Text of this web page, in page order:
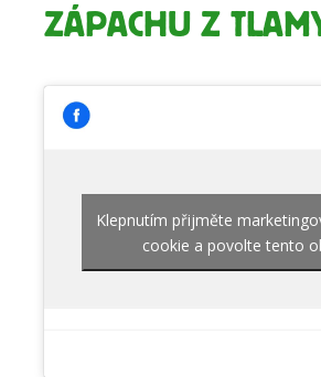
ZÁPACHU Z
Klepnutím přijměte
cookie a povolte tento